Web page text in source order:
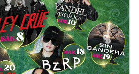
que la ciudadanía podrá elegir la
conveniente”, comentó.
que, mientras Uber no complete
y cumpla con las
la ley, la plataforma no podrá